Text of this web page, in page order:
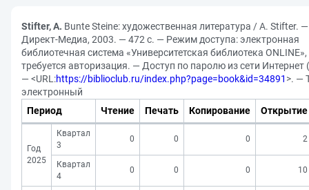
Stifter, A. Bunte Steine: художественная литература / A. Stifter.
Директ-Медиа, 2003. — 472 с. — Режим доступа: электронная
библиотечная система «Университетская библиотека ONLINE»,
требуется авторизация. — Доступ по паролю из сети Интернет
— <URL:https://biblioclub.ru/index.php?page=book&id=34891 >. —
электронный
Период
Чтение Печать Копирование Открытие
Год
2025
Квартал
3
0 0 0 2
Квартал
4
0 0 0 10